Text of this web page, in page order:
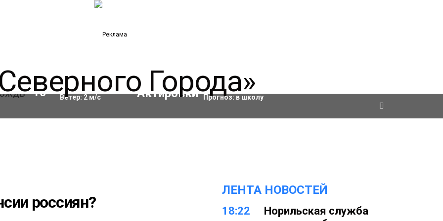
10°C Влажность:98%
Ветер: 2м/с
Актировки
Прогноз: в школу
россиян?
ЛЕНТА НОВОСТЕЙ
18:22
Норильская служба